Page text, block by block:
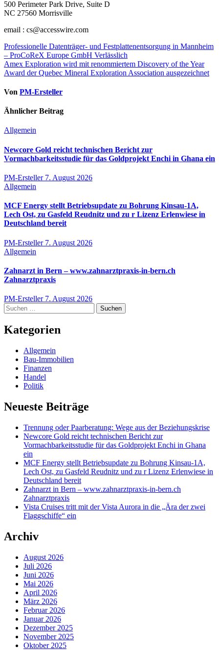
500 Perimeter Park Drive, Suite D
NC 27560 Morrisville
email : cs@accesswire.com
Beitragsnavigation
Professionelle Datenträger- und Festplattenentsorgung in Mannheim
– ProCoReX Europe GmbH Verlässlich
Amex Exploration wird mit renommiertem Discovery of the Year
Award der Quebec Mineral Exploration Association ausgezeichnet
Von PM-Ersteller
Ähnlicher Beitrag
Allgemein
Newcore Gold reicht technischen Bericht zur
Vormachbarkeitsstudie für das Goldprojekt Enchi in Ghana ein
PM-Ersteller 7. August 2026
Allgemein
MCF Energy stellt Betriebsupdate zu Bohrung Kinsau-1A,
Lech Ost, zu Gasfeld Reudnitz und zu r Lizenz Erlenwiese in
Deutschland bereit
PM-Ersteller 7. August 2026
Allgemein
Zahnarzt in Bern – www.zahnarztpraxis-in-bern.ch
Zahnarztpraxis
PM-Ersteller 7. August 2026
Suchen
nach:
Kategorien
Allgemein
Bau-Immobilien
Finanzen
Handel
Politik
Neueste Beiträge
Trennung oder Paarberatung: Wege aus der Beziehungskrise
Newcore Gold reicht technischen Bericht zur
Vormachbarkeitsstudie für das Goldprojekt Enchi in Ghana
ein
MCF Energy stellt Betriebsupdate zu Bohrung Kinsau-1A,
Lech Ost, zu Gasfeld Reudnitz und zu r Lizenz Erlenwiese in
Deutschland bereit
Zahnarzt in Bern – www.zahnarztpraxis-in-bern.ch
Zahnarztpraxis
Vista Cruises tritt mit der Vista Aurora in die „Ära der zwei
Flaggschiffe“ ein
Archiv
August 2026
Juli 2026
Juni 2026
Mai 2026
April 2026
März 2026
Februar 2026
Januar 2026
Dezember 2025
November 2025
Oktober 2025